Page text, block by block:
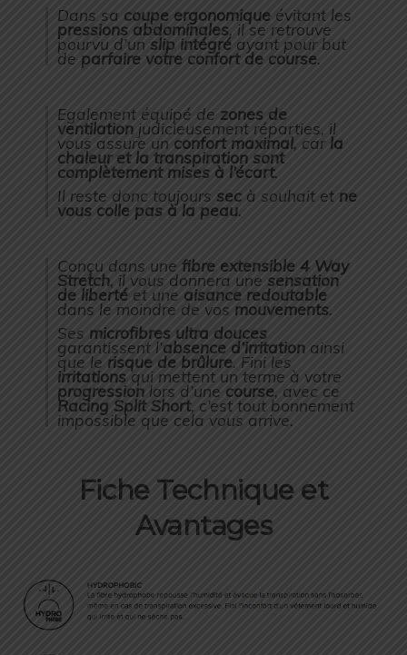
Dans sa coupe ergonomique évitant les
pressions abdominales, il se retrouve
pourvu d’un slip intégré ayant pour but
de parfaire votre confort de course.
Egalement équipé de zones de
ventilation judicieusement réparties, il
vous assure un confort maximal, car la
chaleur et la transpiration sont
complètement mises à l’écart.
Il reste donc toujours sec à souhait et ne
vous colle pas à la peau.
Conçu dans une fibre extensible 4 Way
Stretch, il vous donnera une sensation
de liberté et une aisance redoutable
dans le moindre de vos mouvements.
Ses microfibres ultra douces
garantissent l’absence d’irritation ainsi
que le risque de brûlure. Fini les
irritations qui mettent un terme à votre
progression lors d’une course, avec ce
Racing Split Short, c’est tout bonnement
impossible que cela vous arrive.
Fiche Technique et
Avantages